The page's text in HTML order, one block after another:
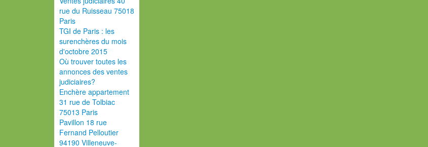
rue du Ruisseau 75018
Paris
TGI de Paris : les
surenchères du mois
d'octobre 2015
Où trouver toutes les
annonces des ventes
judiciaires?
Enchère appartement
31 rue de Tolbiac
75013 Paris
Pavillon 18 rue
Fernand Pelloutier
94190 Villeneuve-